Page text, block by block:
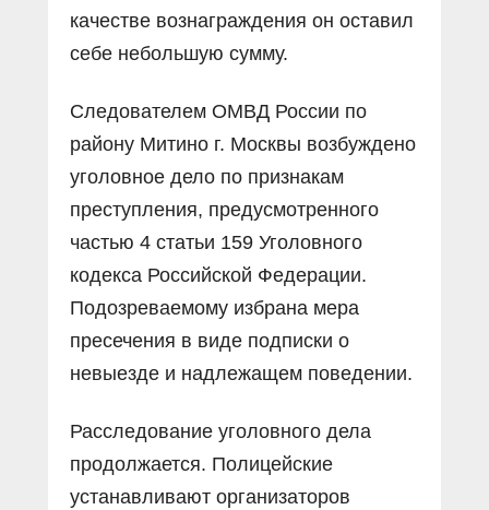
качестве вознаграждения он оставил
себе небольшую сумму.
Следователем ОМВД России по
району Митино г. Москвы возбуждено
уголовное дело по признакам
преступления, предусмотренного
частью 4 статьи 159 Уголовного
кодекса Российской Федерации.
Подозреваемому избрана мера
пресечения в виде подписки о
невыезде и надлежащем поведении.
Расследование уголовного дела
продолжается. Полицейские
устанавливают организаторов